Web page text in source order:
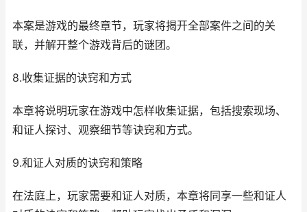
本案是游戏的最终章节，玩家将揭开全部案件之间的关
联，并解开整个游戏背后的谜团。
8.收集证据的诀窍和方式
本章将说明玩家在游戏中怎样收集证据，包括搜索现场、
和证人探讨、观察细节等诀窍和方式。
9.和证人对质的诀窍和策略
在法庭上，玩家需要和证人对质，本章将同享一些和证人